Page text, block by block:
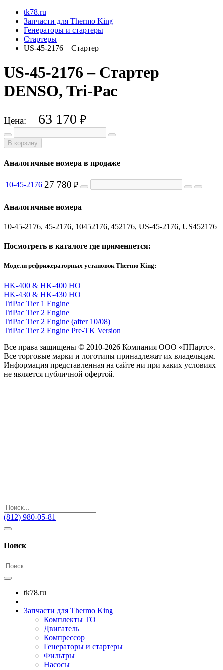
tk78.ru
Запчасти для Thermo King
Генераторы и стартеры
Стартеры
US-45-2176 – Стартер
US-45-2176 – Стартер
DENSO, Tri-Pac
Цена: 63 170 ₽
В корзину
Аналогичные номера в продаже
10-45-2176 27 780 ₽
Аналогичные номера
10-45-2176, 45-2176, 10452176, 452176, US-45-2176, US452176
Посмотреть в каталоге где применяется:
Модели рефрижераторных установок Thermo King:
HK-400 & HK-400 HO
HK-430 & HK-430 HO
TriPac Tier 1 Engine
TriPac Tier 2 Engine
TriPac Tier 2 Engine (after 10/08)
TriPac Tier 2 Engine Pre-TK Version
Все права защищены © 2010-2026 Компания ООО «ППартс».
Все торговые марки и логотипы принадлежат их владельцам.
Информация представленная на сайте ни при каких условиях
не является публичной офертой.
(812) 980-05-81
Поиск
tk78.ru
Запчасти для Thermo King
Комплекты ТО
Двигатель
Компрессор
Генераторы и стартеры
Фильтры
Насосы